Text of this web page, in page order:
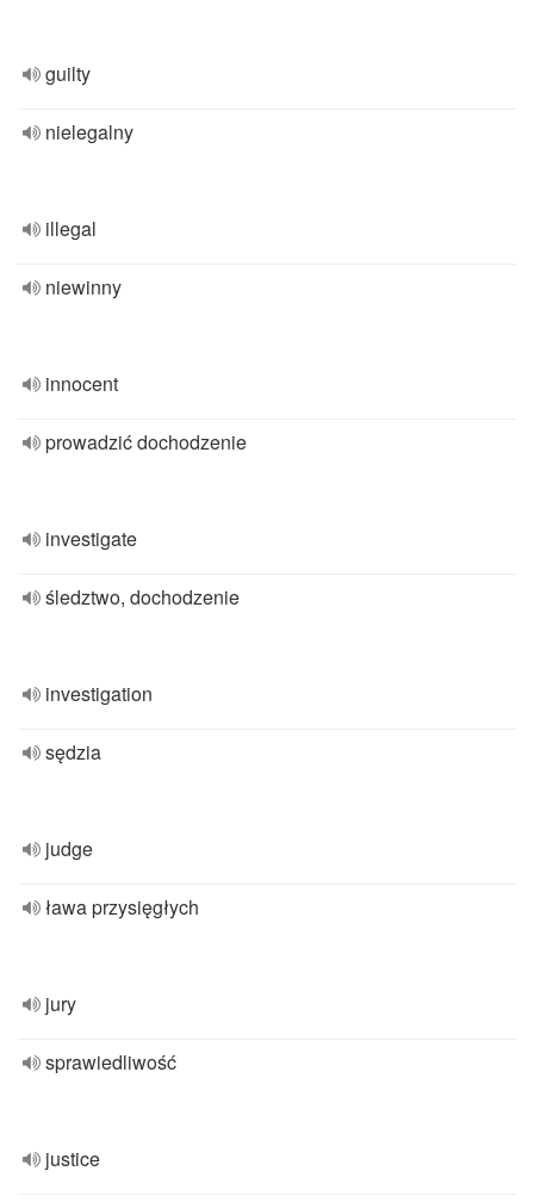
guilty
nielegalny
illegal
niewinny
innocent
prowadzić dochodzenie
investigate
śledztwo, dochodzenie
investigation
sędzia
judge
ława przysięgłych
jury
sprawiedliwość
justice